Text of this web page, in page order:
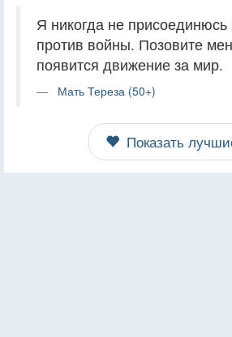
Я никогда не
против войны. Позовите
появится движение за мир.
Мать Тереза (50+)
Показать